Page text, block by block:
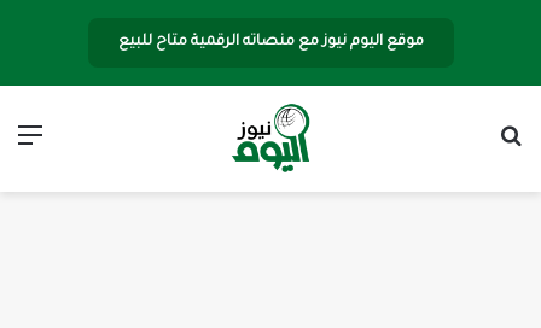
موقع اليوم نيوز مع منصاته الرقمية متاح للبيع